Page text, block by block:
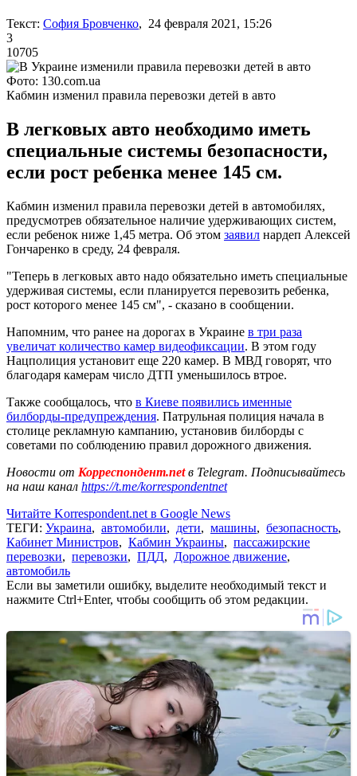
Текст: София Бровченко, 24 февраля 2021, 15:26
3
10705
Фото: 130.com.ua
Кабмин изменил правила перевозки детей в авто
В легковых авто необходимо иметь
специальные системы безопасности,
если рост ребенка менее 145 см.
Кабмин изменил правила перевозки детей в автомобилях,
предусмотрев обязательное наличие удерживающих систем,
если ребенок ниже 1,45 метра. Об этом заявил нардеп Алексей
Гончаренко в среду, 24 февраля.
"Теперь в легковых авто надо обязательно иметь специальные
удерживая системы, если планируется перевозить ребенка,
рост которого менее 145 см", - сказано в сообщении.
Напомним, что ранее на дорогах в Украине в три раза
увеличат количество камер видеофиксации. В этом году
Нацполиция установит еще 220 камер. В МВД говорят, что
благодаря камерам число ДТП уменьшилось втрое.
Также сообщалось, что в Киеве появились именные
билборды-предупреждения. Патрульная полиция начала в
столице рекламную кампанию, установив билборды с
советами по соблюдению правил дорожного движения.
Новости от Корреспондент.netв Telegram. Подписывайтесь
на наш канал https://t.me/korrespondentnet
Читайте Korrespondent.net в Google News
ТЕГИ: Украина, автомобили, дети, машины, безопасность,
Кабинет Министров, Кабмин Украины, пассажирские
перевозки, перевозки, ПДД, Дорожное движение,
автомобиль
Если вы заметили ошибку, выделите необходимый текст и
нажмите Ctrl+Enter, чтобы сообщить об этом редакции.